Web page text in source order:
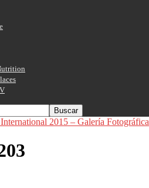
2015 – Galería Fotográfica